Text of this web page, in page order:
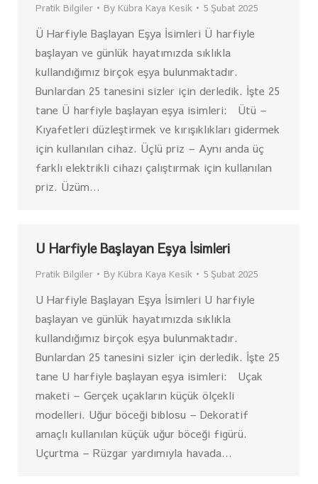
Pratik Bilgiler By Kübra Kaya Kesik 5 Şubat 2025
Ü Harfiyle Başlayan Eşya İsimleri Ü harfiyle
başlayan ve günlük hayatımızda sıklıkla
kullandığımız birçok eşya bulunmaktadır.
Bunlardan 25 tanesini sizler için derledik. İşte 25
tane Ü harfiyle başlayan eşya isimleri: Ütü –
Kıyafetleri düzleştirmek ve kırışıklıkları gidermek
için kullanılan cihaz. Üçlü priz – Aynı anda üç
farklı elektrikli cihazı çalıştırmak için kullanılan
priz. Üzüm…
U Harfiyle Başlayan Eşya İsimleri
Pratik Bilgiler By Kübra Kaya Kesik 5 Şubat 2025
U Harfiyle Başlayan Eşya İsimleri U harfiyle
başlayan ve günlük hayatımızda sıklıkla
kullandığımız birçok eşya bulunmaktadır.
Bunlardan 25 tanesini sizler için derledik. İşte 25
tane U harfiyle başlayan eşya isimleri: Uçak
maketi – Gerçek uçakların küçük ölçekli
modelleri. Uğur böceği biblosu – Dekoratif
amaçlı kullanılan küçük uğur böceği figürü.
Uçurtma – Rüzgar yardımıyla havada…